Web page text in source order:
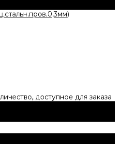
доступное для заказа